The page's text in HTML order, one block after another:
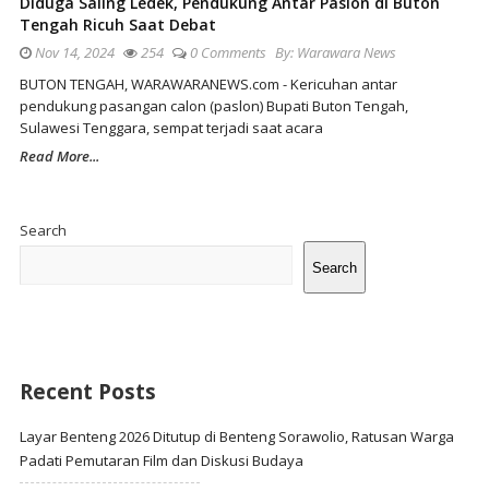
Tengah Ricuh Saat Debat
Nov 14, 2024 254 0 Comments By: Warawara News
BUTON TENGAH, WARAWARANEWS.com - Kericuhan antar
pendukung pasangan calon (paslon) Bupati Buton Tengah,
Sulawesi Tenggara, sempat terjadi saat acara
Read More...
Search
Search
Recent Posts
Layar Benteng 2026 Ditutup di Benteng Sorawolio, Ratusan Warga
Padati Pemutaran Film dan Diskusi Budaya